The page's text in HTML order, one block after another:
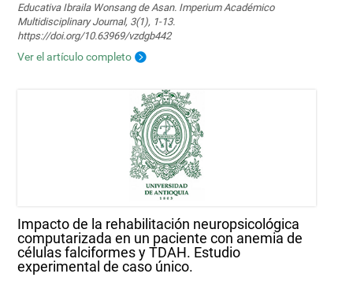
Educativa Ibraila Wonsang de Asan. Imperium Académico
Multidisciplinary Journal, 3(1), 1-13.
https://doi.org/10.63969/vzdgb442
Ver el artículo completo
Impacto de la rehabilitación neuropsicológica
computarizada en un paciente con anemia de
células falciformes y TDAH. Estudio
experimental de caso único.